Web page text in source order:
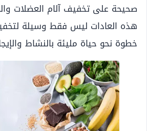
صحيحة على تخفيف آلام العضلات
هذه العادات ليس فقط وسيلة
خطوة نحو حياة مليئة بالنشاط